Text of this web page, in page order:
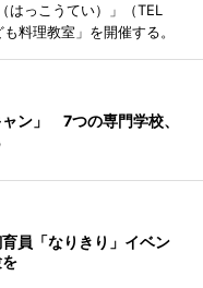
はっこうてい）」（TEL
料理教室」を開催する。
ン」 7つの専門学校、
員「なりきり」イベン